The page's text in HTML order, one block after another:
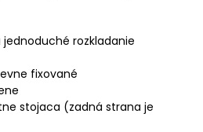
rozkladanie
fixované
stojaca (zadná strana je